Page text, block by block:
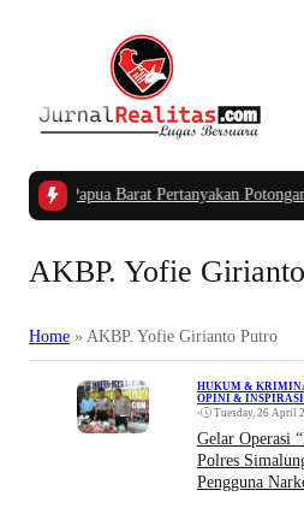
Papua Barat Pertanyakan Potongan
AKBP. Yofie
Home » AKBP. Yofie Girianto Putro
HUKUM &
OPINI & INSPIRASI
•
Tuesday, 26 April
Gelar Operasi
Polres
Pengguna